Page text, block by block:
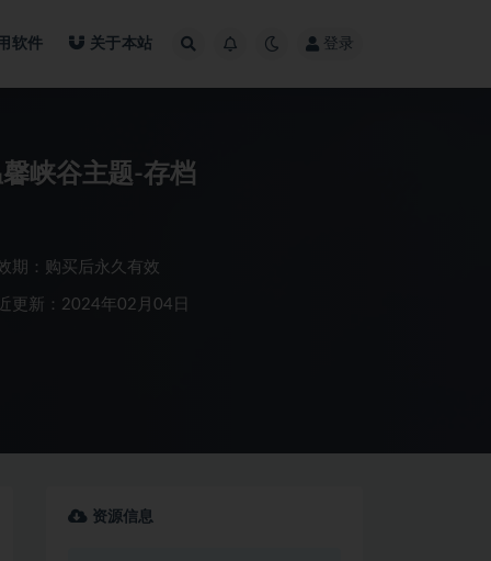
软件 关于本站 登录
峡谷主题-存档
期：购买后永久有效
更新：2024年02月04日
资源信息